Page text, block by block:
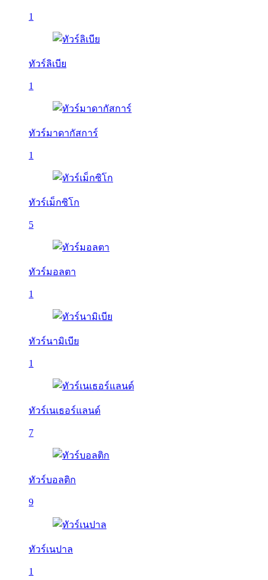
1
ทัวร์ลิเบีย
1
ทัวร์มาดากัสการ์
1
ทัวร์เม็กซิโก
5
ทัวร์มอลตา
1
ทัวร์นามิเบีย
1
ทัวร์เนเธอร์แลนด์
7
ทัวร์บอลติก
9
ทัวร์เนปาล
1